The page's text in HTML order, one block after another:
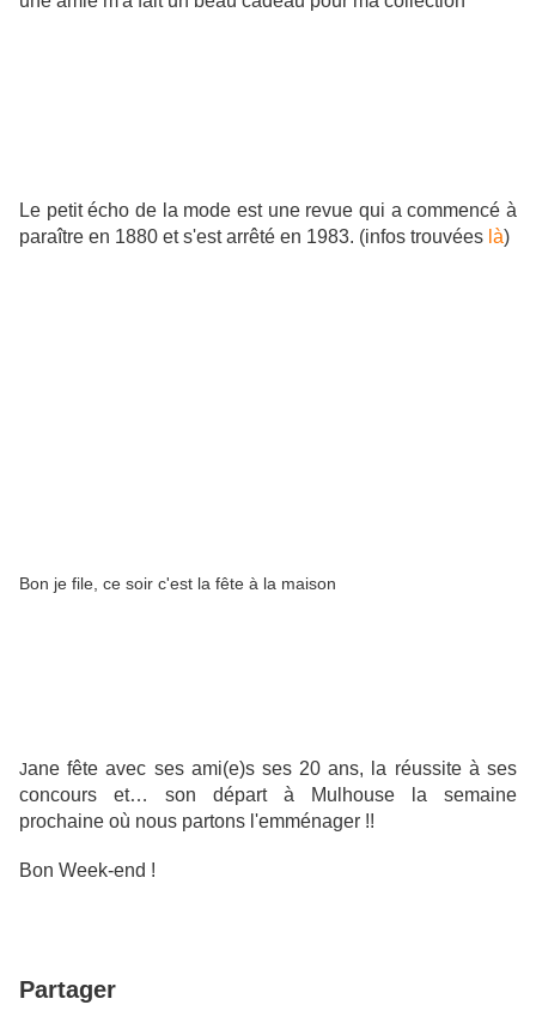
Le petit écho de la mode est une revue qui a commencé à
paraître en 1880 et s'est arrêté en 1983. (infos trouvées là)
Bon je file, ce soir c'est la fête à la maison
Jane fête avec ses ami(e)s ses 20 ans, la réussite à ses
concours et… son départ à Mulhouse la semaine
prochaine où nous partons l'emménager !!
Bon Week-end !
Partager